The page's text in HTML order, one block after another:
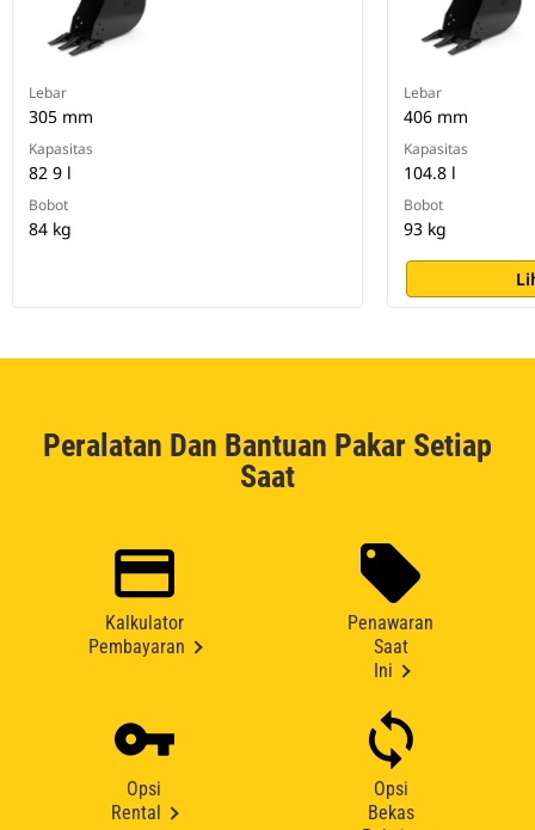
Lebar
305 mm
Kapasitas
82 9 l
Bobot
84 kg
Lebar
406 mm
Kapasitas
104.8 l
Bobot
93 kg
Peralatan Dan Bantuan Pakar Setiap
Saat
Kalkulator
Pembayaran
Penawaran
Saat
Ini
Opsi
Rental
Opsi
Bekas